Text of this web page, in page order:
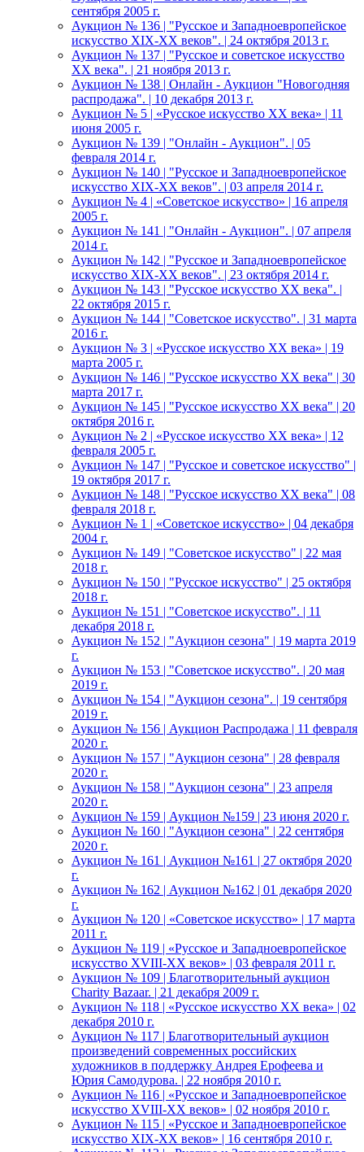
сентября 2005 г.
Аукцион № 136 | "Русское и Западноевропейское
искусство XIX-ХХ веков". | 24 октября 2013 г.
Аукцион № 137 | "Русское и советское искусство
ХХ века". | 21 ноября 2013 г.
Аукцион № 138 | Онлайн - Аукцион "Новогодняя
распродажа". | 10 декабря 2013 г.
Аукцион № 5 | «Русское искусство ХХ века» | 11
июня 2005 г.
Аукцион № 139 | "Онлайн - Аукцион". | 05
февраля 2014 г.
Аукцион № 140 | "Русское и Западноевропейское
искусство XIX-ХХ веков". | 03 апреля 2014 г.
Аукцион № 4 | «Советское искусство» | 16 апреля
2005 г.
Аукцион № 141 | "Онлайн - Аукцион". | 07 апреля
2014 г.
Аукцион № 142 | "Русское и Западноевропейское
искусство XIX-ХХ веков". | 23 октября 2014 г.
Аукцион № 143 | "Русское искусство ХХ века". |
22 октября 2015 г.
Аукцион № 144 | "Советское искусство". | 31 марта
2016 г.
Аукцион № 3 | «Русское искусство ХХ века» | 19
марта 2005 г.
Аукцион № 146 | "Русское искусство ХХ века" | 30
марта 2017 г.
Аукцион № 145 | "Русское искусство ХХ века" | 20
октября 2016 г.
Аукцион № 2 | «Русское искусство ХХ века» | 12
февраля 2005 г.
Аукцион № 147 | "Русское и советское искусство" |
19 октября 2017 г.
Аукцион № 148 | "Русское искусство ХХ века" | 08
февраля 2018 г.
Аукцион № 1 | «Советское искусство» | 04 декабря
2004 г.
Аукцион № 149 | "Советское искусство" | 22 мая
2018 г.
Аукцион № 150 | "Русское искусство" | 25 октября
2018 г.
Аукцион № 151 | "Советское искусство". | 11
декабря 2018 г.
Аукцион № 152 | "Аукцион сезона" | 19 марта 2019
г.
Аукцион № 153 | "Советское искусство". | 20 мая
2019 г.
Аукцион № 154 | "Аукцион сезона". | 19 сентября
2019 г.
Аукцион № 156 | Аукцион Распродажа | 11 февраля
2020 г.
Аукцион № 157 | "Аукцион сезона" | 28 февраля
2020 г.
Аукцион № 158 | "Аукцион сезона" | 23 апреля
2020 г.
Аукцион № 159 | Аукцион №159 | 23 июня 2020 г.
Аукцион № 160 | "Аукцион сезона" | 22 сентября
2020 г.
Аукцион № 161 | Аукцион №161 | 27 октября 2020
г.
Аукцион № 162 | Аукцион №162 | 01 декабря 2020
г.
Аукцион № 120 | «Советское искусство» | 17 марта
2011 г.
Аукцион № 119 | «Русское и Западноевропейское
искусство XVIII-ХХ веков» | 03 февраля 2011 г.
Аукцион № 109 | Благотворительный аукцион
Charity Bazaar. | 21 декабря 2009 г.
Аукцион № 118 | «Русское искусство ХХ века» | 02
декабря 2010 г.
Аукцион № 117 | Благотворительный аукцион
произведений современных российских
художников в поддержку Андрея Ерофеева и
Юрия Самодурова. | 22 ноября 2010 г.
Аукцион № 116 | «Русское и Западноевропейское
искусство XVIII-ХХ веков» | 02 ноября 2010 г.
Аукцион № 115 | «Русское и Западноевропейское
искусство XIX-ХХ веков» | 16 сентября 2010 г.